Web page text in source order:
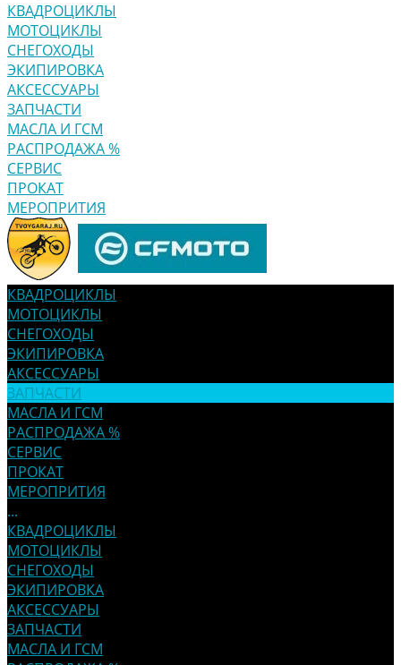
КВАДРОЦИКЛЫ
МОТОЦИКЛЫ
СНЕГОХОДЫ
ЭКИПИРОВКА
АКСЕССУАРЫ
ЗАПЧАСТИ
МАСЛА И ГСМ
РАСПРОДАЖА %
СЕРВИС
ПРОКАТ
МЕРОПРИТИЯ
КВАДРОЦИКЛЫ
МОТОЦИКЛЫ
СНЕГОХОДЫ
ЭКИПИРОВКА
АКСЕССУАРЫ
ЗАПЧАСТИ
МАСЛА И ГСМ
РАСПРОДАЖА %
СЕРВИС
ПРОКАТ
МЕРОПРИТИЯ
...
КВАДРОЦИКЛЫ
МОТОЦИКЛЫ
СНЕГОХОДЫ
ЭКИПИРОВКА
АКСЕССУАРЫ
ЗАПЧАСТИ
МАСЛА И ГСМ